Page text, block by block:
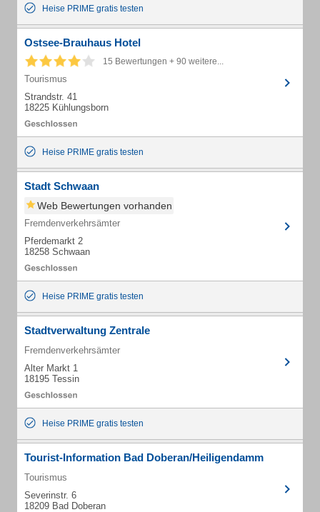
Heise PRIME gratis testen
Ostsee-Brauhaus Hotel
15 Bewertungen + 90 weitere...
Tourismus
Strandstr. 41
18225 Kühlungsborn
Heise PRIME gratis testen
Stadt Schwaan
Web Bewertungen vorhanden
Fremdenverkehrsämter
Pferdemarkt 2
18258 Schwaan
Heise PRIME gratis testen
Stadtverwaltung Zentrale
Fremdenverkehrsämter
Alter Markt 1
18195 Tessin
Heise PRIME gratis testen
Tourist-Information Bad Doberan/Heiligendamm
Tourismus
Severinstr. 6
18209 Bad Doberan